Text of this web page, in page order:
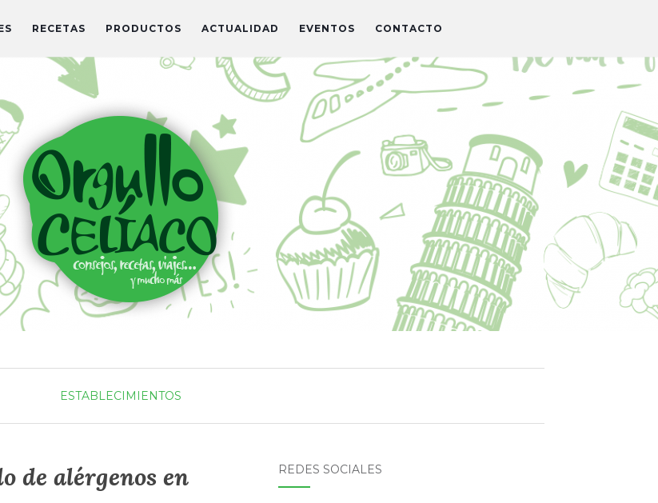
RECETAS PRODUCTOS ACTUALIDAD EVENTOS CONTACTO
ESTABLECIMIENTOS
de alérgenos en
REDES SOCIALES